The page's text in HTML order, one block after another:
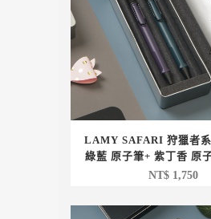
LAMY SAFARI 狩獵者
綠藍 原子筆+ 紫丁香 原
NT$ 1,750